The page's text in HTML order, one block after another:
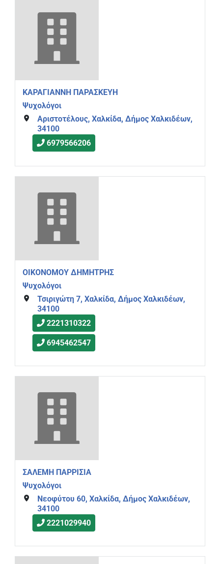
ΚΑΡΑΓΙΑΝΝΗ ΠΑΡΑΣΚΕΥΗ
Ψυχολόγοι
Αριστοτέλους, Χαλκίδα, Δήμος Χαλκιδέων,
34100
6979566206
ΟΙΚΟΝΟΜΟΥ ΔΗΜΗΤΡΗΣ
Ψυχολόγοι
Τσιριγώτη 7, Χαλκίδα, Δήμος Χαλκιδέων,
34100
2221310322
6945462547
ΣΑΛΕΜΗ ΠΑΡΡΙΣΙΑ
Ψυχολόγοι
Νεοφύτου 60, Χαλκίδα, Δήμος Χαλκιδέων,
34100
2221029940